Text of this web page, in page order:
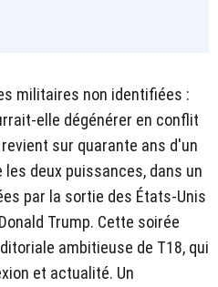
militaires non identifiées :
elle dégénérer en conflit
sur quarante ans d'un
deux puissances, dans un
par la sortie des États-Unis
Trump. Cette soirée
ambitieuse de T18, qui
et actualité. Un